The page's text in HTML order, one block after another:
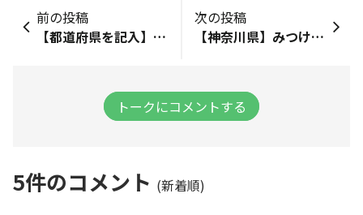
前の投稿
【都道府県を記入】みつけたお店：みつけた商品：【ワッフル／アールグレイ、抹茶】なんと抹茶が😱
次の投稿
【神奈川県】みつけたお店：みつけた商品：【オレンジカカオニブビスキュイ、バウム、ワッフルアールグレイ、メープル、抹茶】
トークにコメントする
5件のコメント (新着順)